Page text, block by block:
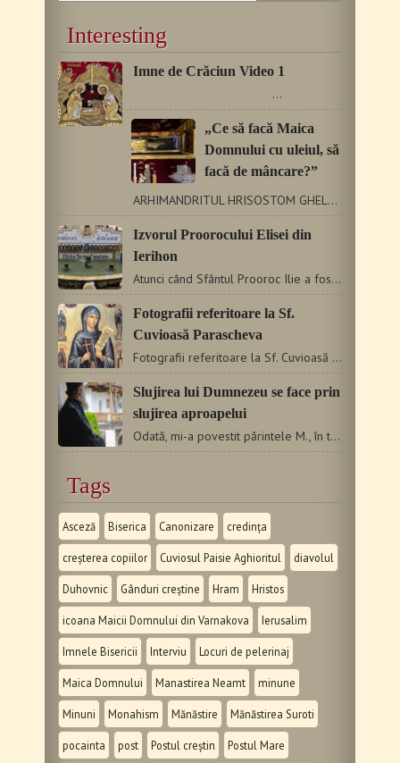
Interesting
Imne de Crăciun Video 1
…
„Ce să facă Maica
Domnului cu uleiul, să
facă de mâncare?”
ARHIMANDRITUL HRISOSTOM GHELBESI Sunt un foarte bătrân ieromonah…
Izvorul Proorocului Elisei din
Ierihon
Atunci când Sfântul Prooroc Ilie a fost ridicat la cer în…
Fotografii referitoare la Sf.
Cuvioasă Parascheva
Fotografii referitoare la Sf. Cuvioasă Parascheva
Slujirea lui Dumnezeu se face prin
slujirea aproapelui
Odată, mi-a povestit părintele M., în timp ce slujeam, mi-a…
Tags
Asceză Biserica Canonizare credința
creșterea copiilor Cuviosul Paisie Aghioritul diavolul
Duhovnic Gânduri creștine Hram Hristos
icoana Maicii Domnului din Varnakova Ierusalim
Imnele Bisericii Interviu Locuri de pelerinaj
Maica Domnului Manastirea Neamt minune
Minuni Monahism Mănăstire Mănăstirea Suroti
pocainta post Postul creștin Postul Mare